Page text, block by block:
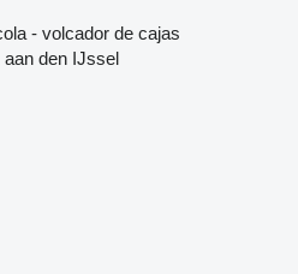
- volcador de cajas
den IJssel